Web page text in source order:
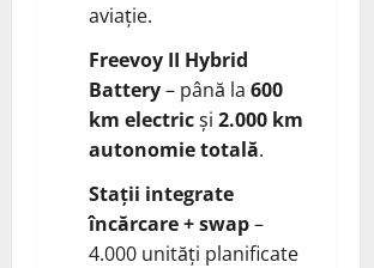
aviație.
Freevoy II Hybrid
Battery– până la 600
km electricși 2.000 km
autonomie totală.
Stații integrate
încărcare + swap–
4.000 unități planificate